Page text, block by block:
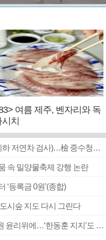
여름 제주, 벤자리와 독
치
■ 검사 신분 버리고 직급하향(10년 이하 저연차 검사)…檢 중수청행 기피
속 밀양물축제 강행 논란
‘등록금 0원’(종합)
시숲 지도 다시 그린다
■ 국힘 부산시당, ‘정이한 조력’ 시의원 윤리위에…‘한동훈 지지’도 신고접수